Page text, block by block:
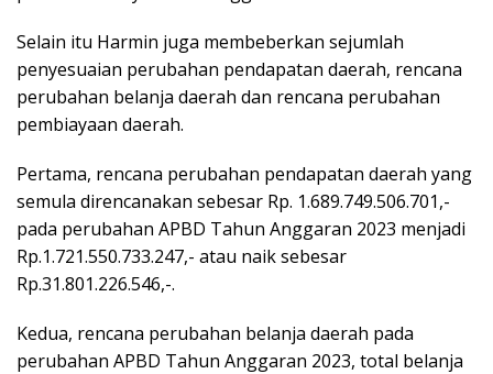
Selain itu Harmin juga membeberkan sejumlah
penyesuaian perubahan pendapatan daerah, rencana
perubahan belanja daerah dan rencana perubahan
pembiayaan daerah.
Pertama, rencana perubahan pendapatan daerah yang
semula direncanakan sebesar Rp. 1.689.749.506.701,-
pada perubahan APBD Tahun Anggaran 2023 menjadi
Rp.1.721.550.733.247,- atau naik sebesar
Rp.31.801.226.546,-.
Kedua, rencana perubahan belanja daerah pada
perubahan APBD Tahun Anggaran 2023, total belanja